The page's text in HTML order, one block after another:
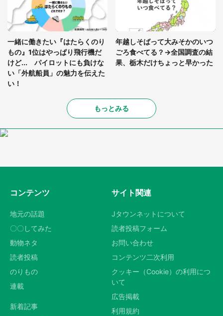
一緒に働きたい『はたらくのり
もの』1位はやっぱり飛行機だ
けど... パイロットにも負けな
い「外航船員」の魅力を伝えた
い！
年越しそばって大みそかのいつ
ごろ食べてる？→全国調査の結
果、栃木だけちょっと早かった
もっとみる
コンテンツ
地元の話題
〇〇してみた
動物ネタ
読者投稿
のりもの
連載
新着記事
サイト関連
Jタウンネットについて
読者投稿フォーム
お問い合わせ
コンテンツ二次利用
クッキー（Cookie）の利用につ
いて
広告掲載
利用規約